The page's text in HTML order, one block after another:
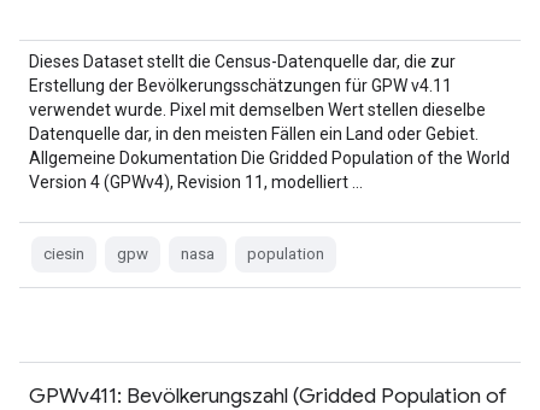
Dieses Dataset stellt die Census-Datenquelle dar, die zur
Erstellung der Bevölkerungsschätzungen für GPW v4.11
verwendet wurde. Pixel mit demselben Wert stellen dieselbe
Datenquelle dar, in den meisten Fällen ein Land oder Gebiet.
Allgemeine Dokumentation Die Gridded Population of the World
Version 4 (GPWv4), Revision 11, modelliert …
ciesin gpw nasa population
GPWv411: Bevölkerungszahl (Gridded Population of